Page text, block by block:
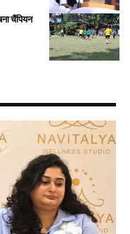
चैंपियन